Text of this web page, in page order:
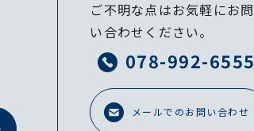
ご不明な点はお気軽にお問
い合わせください。
078-992-6555
メールでのお問い合わせ